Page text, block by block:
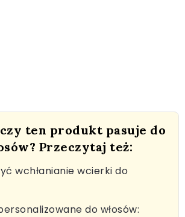
ten produkt pasuje do
Przeczytaj też:
wchłanianie wcierki do
do włosów: